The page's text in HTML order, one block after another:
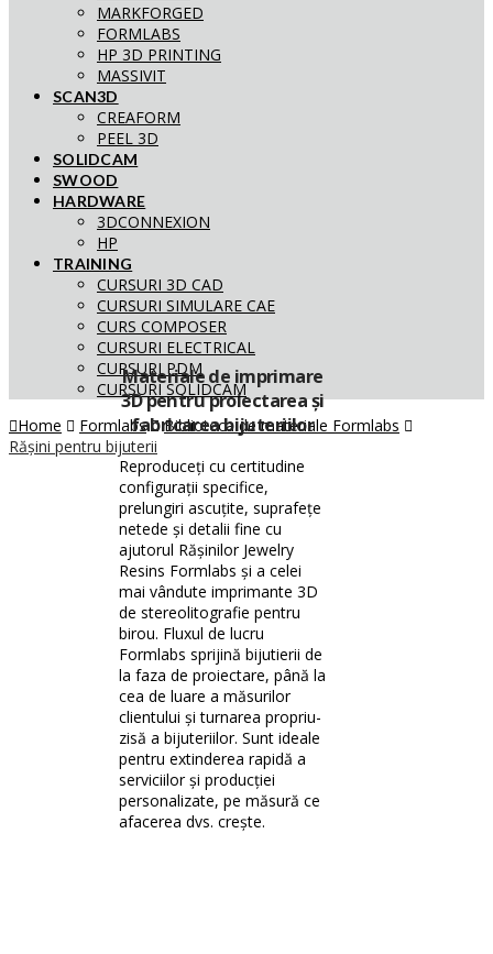
MARKFORGED
FORMLABS
HP 3D PRINTING
MASSIVIT
SCAN3D
CREAFORM
PEEL 3D
SOLIDCAM
SWOOD
HARDWARE
3DCONNEXION
HP
TRAINING
CURSURI 3D CAD
CURSURI SIMULARE CAE
CURS COMPOSER
CURSURI ELECTRICAL
CURSURI PDM
CURSURI SOLIDCAM
Home
Formlabs
Biblioteca de materiale Formlabs
Rășini pentru bijuterii
Materiale de imprimare
3Dpentru proiectarea și
fabricareabijuteriilor
Reproduceți cu certitudine
configurații specifice,
prelungiri ascuțite, suprafețe
netede și detalii fine cu
ajutorul Rășinilor Jewelry
Resins Formlabs și a celei
mai vândute imprimante 3D
de stereolitografie pentru
birou. Fluxul de lucru
Formlabs sprijină bijutierii de
la faza de proiectare, până la
cea de luare a măsurilor
clientului și turnarea propriu-
zisă a bijuteriilor. Sunt ideale
pentru extinderea rapidă a
serviciilor și producției
personalizate, pe măsură ce
afacerea dvs. crește.